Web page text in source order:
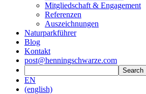
Mitgliedschaft & Engagement
Referenzen
Auszeichnungen
Naturparkführer
Blog
Kontakt
post@henningschwarze.com
EN
(english)